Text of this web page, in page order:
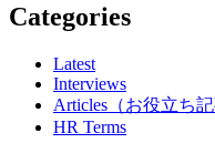
Categories
Latest
Interviews
Articles（お役立ち記
HR Terms